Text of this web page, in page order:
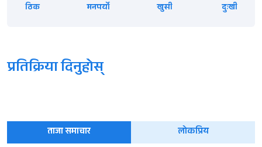
ठिक मनपर्यो खुसी दुःखी
प्रतिक्रिया दिनुहोस्
ताजा समाचार लोकप्रिय